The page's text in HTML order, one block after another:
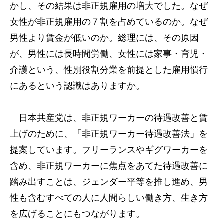
かし、その結果は非正規雇用の増大でした。なぜ
女性が非正規雇用の７割を占めているのか。なぜ
男性より賃金が低いのか。総理には、その原因
が、男性には長時間労働、女性には家事・育児・
介護という、性別役割分業を前提とした雇用慣行
にあるという認識はありますか。
日本共産党は、非正規ワーカーの待遇改善と賃
上げのために、「非正規ワーカー待遇改善法」を
提案しています。フリーランスやギグワーカーを
含め、非正規ワーカーに焦点をあてた待遇改善に
踏み出すことは、ジェンダー平等を推し進め、男
性も含むすべての人に人間らしい働き方、生き方
を広げることにもつながります。